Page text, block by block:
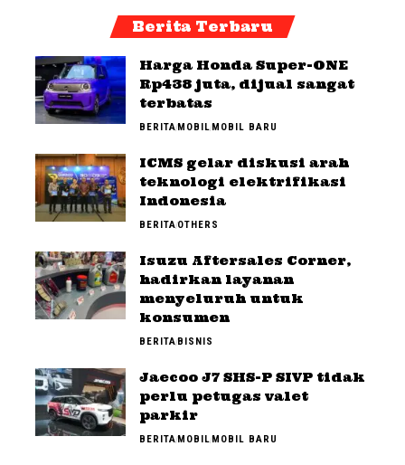
Berita Terbaru
Harga Honda Super-ONE
Rp438 juta, dijual sangat
terbatas
BERITAMOBILMOBIL BARU
ICMS gelar diskusi arah
teknologi elektrifikasi
Indonesia
BERITAOTHERS
Isuzu Aftersales Corner,
hadirkan layanan
menyeluruh untuk
konsumen
BERITABISNIS
Jaecoo J7 SHS-P SIVP tidak
perlu petugas valet
parkir
BERITAMOBILMOBIL BARU